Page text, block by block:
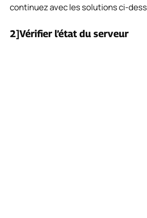
continuez avec les solutions ci-
2]Vérifier l’état du serveur